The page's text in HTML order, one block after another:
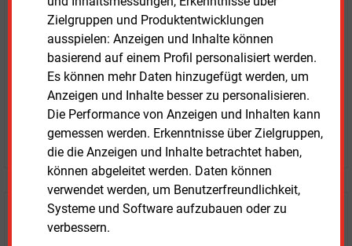
Zielgruppen und Produktentwicklungen
ausspielen: Anzeigen und Inhalte können
basierend auf einem Profil personalisiert werden.
Es können mehr Daten hinzugefügt werden, um
Anzeigen und Inhalte besser zu personalisieren.
Die Performance von Anzeigen und Inhalten kann
gemessen werden. Erkenntnisse über Zielgruppen,
die die Anzeigen und Inhalte betrachtet haben,
können abgeleitet werden. Daten können
verwendet werden, um Benutzerfreundlichkeit,
Systeme und Software aufzubauen oder zu
verbessern.
Zwei Wochen kostenfreier Zugang
Zugang auf stündlich aktualisierte Nachrichten mit
Prognose- und Marktdaten
+ einmal täglich E&M daily
+ zwei Ausgaben der Zeitung E&M
ohne automatische Verlängerung
JETZT KOSTENLOS TESTEN
Login für Kunden